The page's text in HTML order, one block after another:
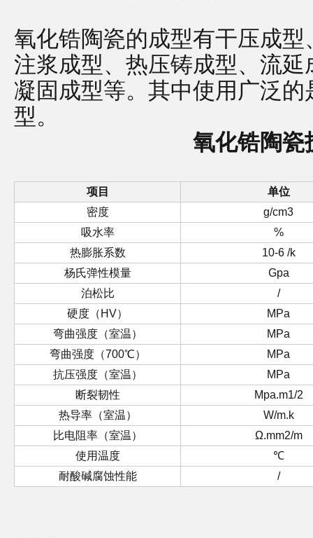
氧化锆陶瓷的成型有干压成
注浆成型、热压铸成型、流
凝固成型等。其中使用广泛
型。
氧化锆陶瓷
项目
单位
密度
g/cm3
吸水率
%
热膨胀系数
10-6 /k
杨氏弹性模量
Gpa
泊松比
/
硬度（HV）
MPa
弯曲强度（室温）
MPa
弯曲强度（700℃）
MPa
抗压强度（室温）
MPa
断裂韧性
Mpa.m1/2
热导率（室温）
W/m.k
比电阻率（室温）
Ω.mm2/m
使用温度
℃
耐酸碱腐蚀性能
/